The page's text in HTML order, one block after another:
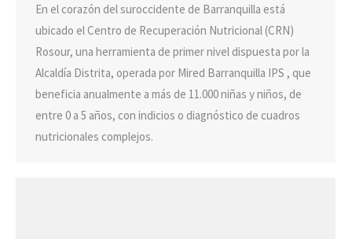
En el corazón del suroccidente de Barranquilla está
ubicado el Centro de Recuperación Nutricional (CRN)
Rosour, una herramienta de primer nivel dispuesta por la
Alcaldía Distrita, operada por Mired Barranquilla IPS , que
beneficia anualmente a más de 11.000 niñas y niños, de
entre 0 a 5 años, con indicios o diagnóstico de cuadros
nutricionales complejos.